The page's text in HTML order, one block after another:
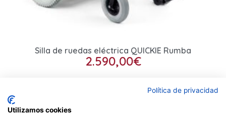
Silla de ruedas eléctrica QUICKIE Rumba
2.590,00€
Seleccionar opcionesPolítica de privacidad
Utilizamos cookies